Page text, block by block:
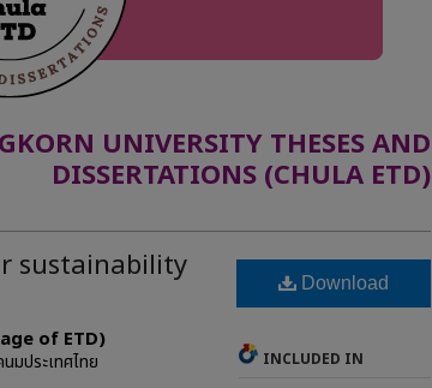
UNIVERSITY THESES AND
DISSERTATIONS (CHULA ETD)
sustainability
of ETD)
มประเทศไทย
Download
INCLUDED IN